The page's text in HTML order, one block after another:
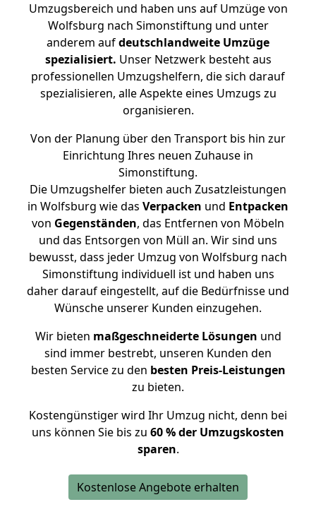
Umzugsbereich und haben uns auf Umzüge von
Wolfsburg nach Simonstiftung und unter
anderem aufdeutschlandweite Umzüge
spezialisiert. Unser Netzwerk besteht aus
professionellen Umzugshelfern, die sich darauf
spezialisieren, alle Aspekte eines Umzugs zu
organisieren.
Von der Planung über den Transport bis hin zur
Einrichtung Ihres neuen Zuhause in
Simonstiftung.
Die Umzugshelfer bieten auch Zusatzleistungen
in Wolfsburg wie das Verpacken und Entpacken
von Gegenständen, das Entfernen von Möbeln
und das Entsorgen von Müll an. Wir sind uns
bewusst, dass jeder Umzug von Wolfsburg nach
Simonstiftung individuell ist und haben uns
daher darauf eingestellt, auf die Bedürfnisse und
Wünsche unserer Kunden einzugehen.
Wir bieten maßgeschneiderte Lösungen und
sind immer bestrebt, unseren Kunden den
besten Service zu den besten Preis-Leistungen
zu bieten.
Kostengünstiger wird Ihr Umzug nicht, denn bei
uns können Sie bis zu 60 % der Umzugskosten
sparen.
Kostenlose Angebote erhalten